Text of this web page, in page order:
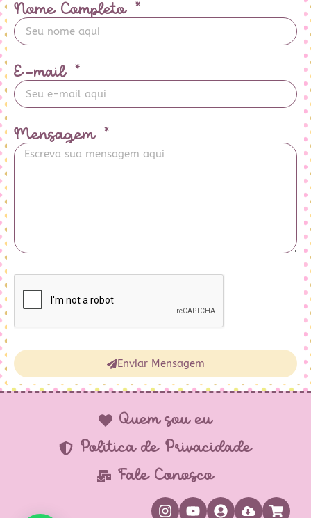
Nome Completo
E-mail
Mensagem
Enviar Mensagem
Alternative:
Quem sou eu
Política de Privacidade
Fale Conosco